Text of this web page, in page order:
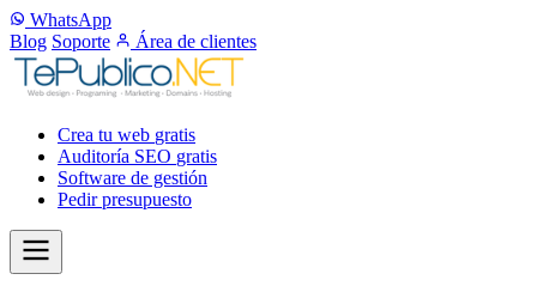
WhatsApp
Blog Soporte Área de clientes
Crea tu web gratis
Auditoría SEO gratis
Software de gestión
Pedir presupuesto